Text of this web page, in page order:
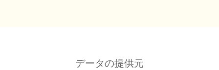
データの提供元